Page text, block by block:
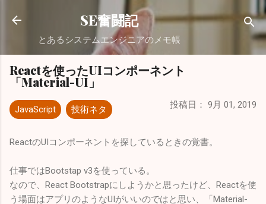
スキップしてメイン コンテンツに移動
SE奮闘記
とあるシステムエンジニアのメモ帳
Reactを使ったUIコンポーネント
「Material-UI」
JavaScript 技術ネタ 投稿日： 9月 01, 2019
ReactのUIコンポーネントを探しているときの覚書。
仕事ではBootstap v3を使っている。
なので、React Bootstrapにしようかと思ったけど、Reactを使
う場面はアプリのようなUIがいいのではと思い、「Material-